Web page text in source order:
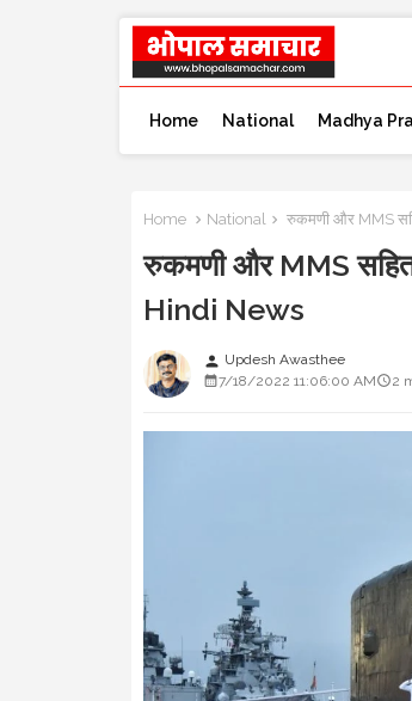
Home National Madhya
Home National रुकमणी और MMS
रुकमणी और MMS सहित
Hindi News
person Updesh Awasthee
7/18/2022 11:06:00 AM
2